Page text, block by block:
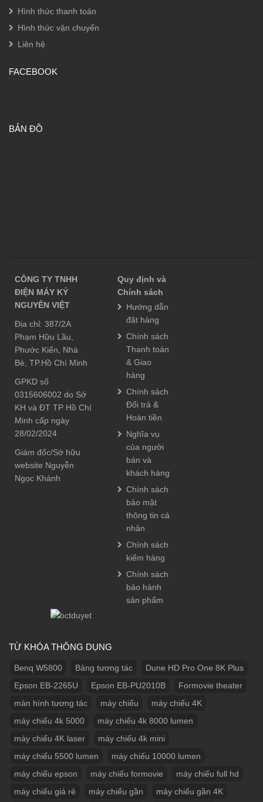
Hình thức thanh toán
Hình thức vận chuyển
Liên hệ
FACEBOOK
BẢN ĐỒ
CÔNG TY TNHH
ĐIỆN MÁY KỶ
NGUYÊN VIỆT
Địa chỉ: 387/2A
Phạm Hữu Lầu,
Phước Kiển, Nhà
Bè, TP.Hồ Chí Minh
GPKD số
0315606002 do Sở
KH và ĐT TP Hồ Chí
Minh cấp ngày
28/02/2024
Giám đốc/Sở hữu
website Nguyễn
Ngọc Khánh
Quy định và
Chính sách
Hướng dẫn
đặt hàng
Chính sách
Thanh toán
& Giao
hàng
Chính sách
Đổi trả &
Hoàn tiền
Nghĩa vụ
của người
bán và
khách hàng
Chính sách
bảo mật
thông tin cá
nhân
Chính sách
kiểm hàng
Chính sách
bảo hành
sản phẩm
TỪ KHÓA THÔNG DỤNG
Benq W5800 Bảng tương tác
Dune HD Pro One 8K Plus
Epson EB-2265U
Epson EB-PU2010B
Formovie theater
màn hình tương tác
máy chiếu
máy chiếu 4K
máy chiếu 4k 5000
máy chiếu 4k 8000 lumen
máy chiếu 4K laser
máy chiếu 4k mini
máy chiếu 5500 lumen
máy chiếu 10000 lumen
máy chiếu epson
máy chiếu formovie
máy chiếu full hd
máy chiếu giá rẻ
máy chiếu gần máy chiếu gần 4K